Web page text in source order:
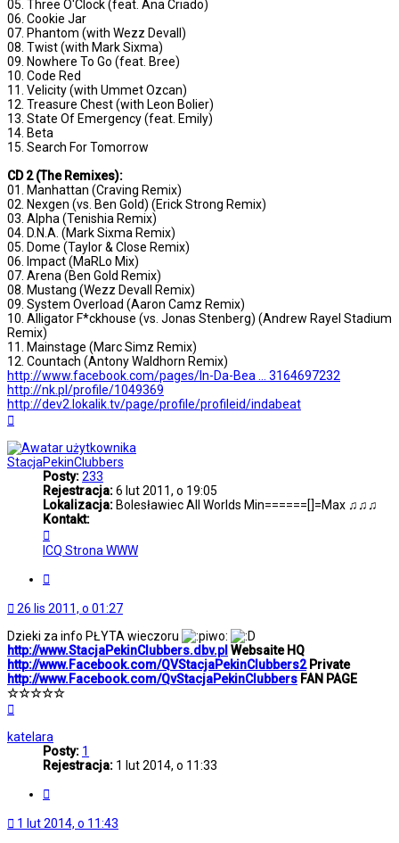
05. Three O'Clock (feat. Ana Criado)
06. Cookie Jar
07. Phantom (with Wezz Devall)
08. Twist (with Mark Sixma)
09. Nowhere To Go (feat. Bree)
10. Code Red
11. Velicity (with Ummet Ozcan)
12. Treasure Chest (with Leon Bolier)
13. State Of Emergency (feat. Emily)
14. Beta
15. Search For Tomorrow
CD 2 (The Remixes):
01. Manhattan (Craving Remix)
02. Nexgen (vs. Ben Gold) (Erick Strong Remix)
03. Alpha (Tenishia Remix)
04. D.N.A. (Mark Sixma Remix)
05. Dome (Taylor & Close Remix)
06. Impact (MaRLo Mix)
07. Arena (Ben Gold Remix)
08. Mustang (Wezz Devall Remix)
09. System Overload (Aaron Camz Remix)
10. Alligator F*ckhouse (vs. Jonas Stenberg) (Andrew Rayel Stadium
Remix)
11. Mainstage (Marc Simz Remix)
12. Countach (Antony Waldhorn Remix)
http://www.facebook.com/pages/In-Da-Bea ... 3164697232
http://nk.pl/profile/1049369
http://dev2.lokalik.tv/page/profile/profileid/indabeat
StacjaPekinClubbers
Posty:233
Rejestracja:6 lut 2011, o 19:05
Lokalizacja: Bolesławiec All Worlds Min======[]=Max ♫♫♫
Kontakt:
się
z
ICQ Strona WWW
26 lis 2011, o 01:27
Dzieki za info PŁYTA wieczoru
http://www.StacjaPekinClubbers.dbv.pl Websaite HQ
http://www.Facebook.com/QVStacjaPekinClubbers2Private
http://www.Facebook.com/QvStacjaPekinClubbers FAN PAGE
☆☆☆☆☆
katelara
Posty: 1
Rejestracja: 1 lut 2014, o 11:33
1 lut 2014, o 11:43